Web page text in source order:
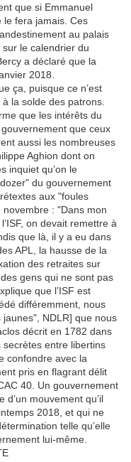
que si Emmanuel
le fera jamais. Ces
au palais
le calendrier du
a déclaré que la
2018.
ça, puisque ce n’est
la solde des patrons.
que les intérêts du
que ceux
aussi les nombreuses
Aghion dont on
inquiet qu’on le
du gouvernement
aux "foules
: "Dans mon
on devait remettre à
que là, il y a eu dans
APL, la hausse de la
des retraites sur
gens qui ne sont pas
que l’ISF est
différemment, nous
NDLR] que nous
décrit en 1782 dans
entre libertins
confondre avec la
pris en flagrant délit
40. Un gouvernement
mouvement qu’il
2018, et qui ne
telle qu’elle
lui-même.